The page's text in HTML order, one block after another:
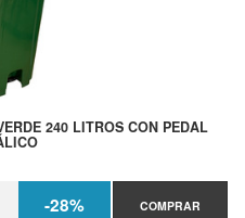
240 LITROS CON PEDAL
-28% COMPRAR